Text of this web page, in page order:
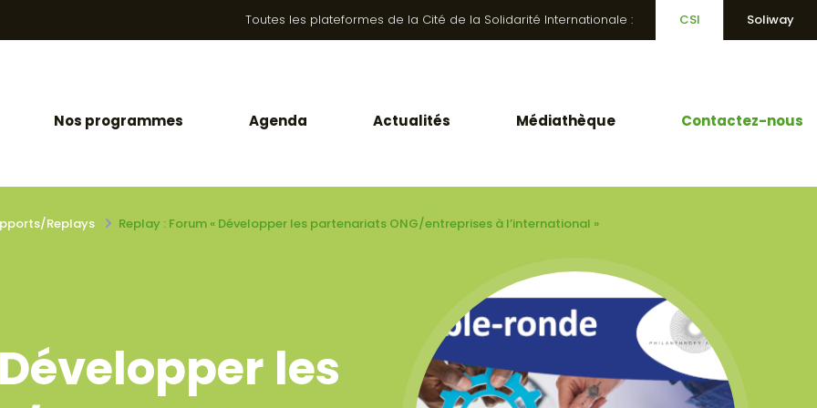
Toutes les plateformes de la Cité de la Solidarité Internationale : CSI Soliway
Nos programmes Agenda Actualités Médiathèque Contactez-nous
Replays Replay : Forum « Développer les partenariats ONG/entreprises à l’international »
les